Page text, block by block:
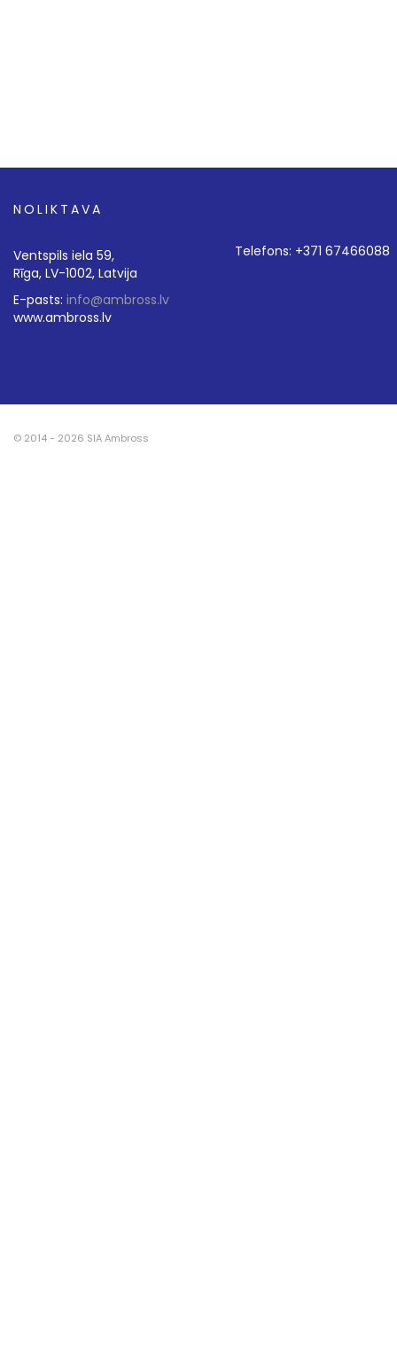
NOLIKTAVA
Ventspils iela 59,
Rīga, LV-1002, Latvija
E-pasts: info@ambross.lv
www.ambross.lv
Telefons: +371 67466088
© 2014 - 2026 SIA Ambross